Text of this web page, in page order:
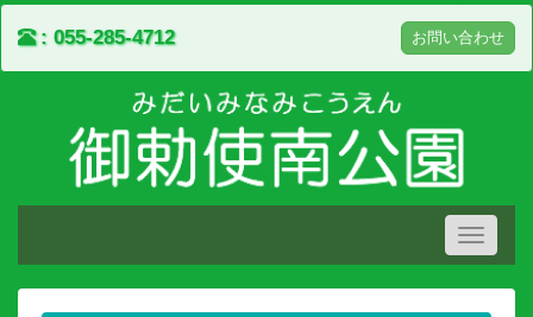
Toggle
055-285-4712 お問い合わせ